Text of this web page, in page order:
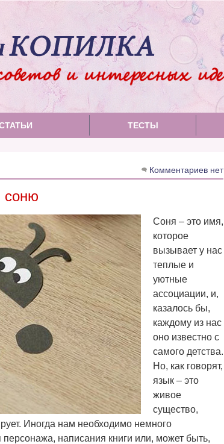
ТЕСТЫ
Комментариев нет
соню
Соня – это имя,
которое
вызывает у нас
теплые и
уютные
ассоциации, и,
казалось бы,
каждому из нас
оно известно с
самого детства.
Но, как говорят,
язык – это
живое
существо,
Иногда нам необходимо немного
написания книги или, может быть,